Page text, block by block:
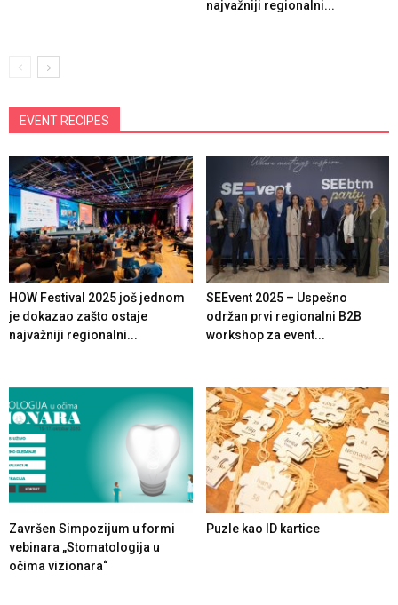
najvažniji regionalni...
EVENT RECIPES
HOW Festival 2025 još jednom
je dokazao zašto ostaje
najvažniji regionalni...
SEEvent 2025 – Uspešno
održan prvi regionalni B2B
workshop za event...
Završen Simpozijum u formi
vebinara „Stomatologija u
očima vizionara“
Puzle kao ID kartice